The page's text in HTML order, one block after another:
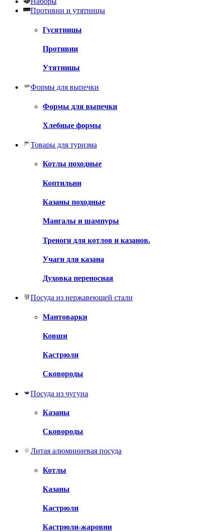
Противни и утятницы
Гусятницы
Противни
Утятницы
Формы для выпечки
Формы для выпечки
Хлебные формы
Товары для туризма
Котлы походные
Коптильни
Казаны походные
Мангалы и шампуры
Треноги для котлов и казанов.
Учаги для казана
Духовка переносная
Посуда из нержавеющей стали
Мантоварки
Ковши
Кастрюли
Сковороды
Посуда из чугуна
Казаны
Сковороды
Литая алюминиевая посуда
Котлы
Казаны
Кастрюли
Кастрюли-жаровни